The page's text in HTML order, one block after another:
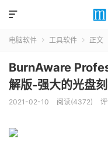

电脑软件  工具软件  正文
BurnAware
解版-强大的光盘
2021-02-10 阅读(4372)